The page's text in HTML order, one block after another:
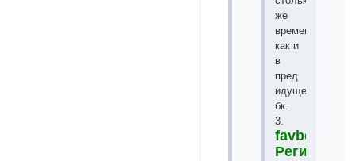
же
времени
как и
в
пред
идущей
бк.
3.
favbet.com